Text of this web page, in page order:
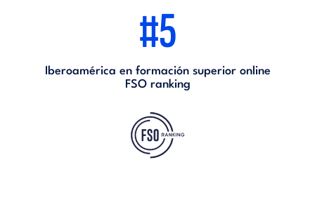
#5
Iberoamérica en formación superior online
FSO ranking